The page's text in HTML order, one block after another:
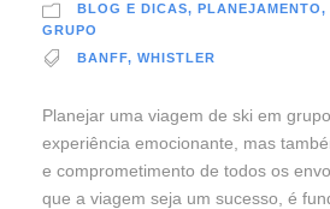
BLOG E DICAS, PLANEJAMENTO,
GRUPO
BANFF, WHISTLER
Planejar uma viagem de ski em
experiência emocionante, mas
e comprometimento de todos os
que a viagem seja um sucesso, é